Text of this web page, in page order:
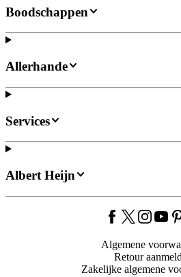
Boodschappen
Allerhande
Services
Albert Heijn
Algemene
Retour
Zakelijke algemene